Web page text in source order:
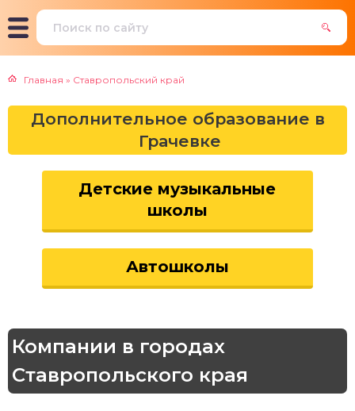
Главная » Ставропольский край
Дополнительное образование в
Грачевке
Детские музыкальные
школы
Автошколы
Компании в городах
Ставропольского края